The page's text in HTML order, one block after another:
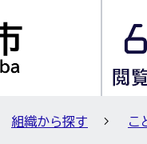
組織から探す こ